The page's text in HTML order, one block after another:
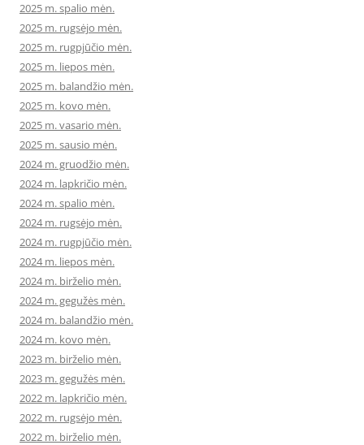
2025 m. spalio mėn.
2025 m. rugsėjo mėn.
2025 m. rugpjūčio mėn.
2025 m. liepos mėn.
2025 m. balandžio mėn.
2025 m. kovo mėn.
2025 m. vasario mėn.
2025 m. sausio mėn.
2024 m. gruodžio mėn.
2024 m. lapkričio mėn.
2024 m. spalio mėn.
2024 m. rugsėjo mėn.
2024 m. rugpjūčio mėn.
2024 m. liepos mėn.
2024 m. birželio mėn.
2024 m. gegužės mėn.
2024 m. balandžio mėn.
2024 m. kovo mėn.
2023 m. birželio mėn.
2023 m. gegužės mėn.
2022 m. lapkričio mėn.
2022 m. rugsėjo mėn.
2022 m. birželio mėn.